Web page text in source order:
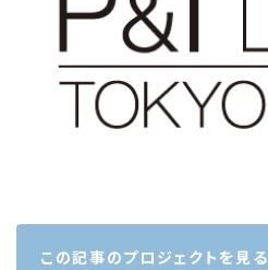
この記事のプロジェクトを見る